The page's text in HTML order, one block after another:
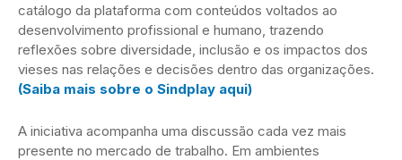
catálogo da plataforma com conteúdos voltados ao
desenvolvimento profissional e humano, trazendo
reflexões sobre diversidade, inclusão e os impactos dos
vieses nas relações e decisões dentro das organizações.
(Saiba mais sobre o Sindplay aqui)
A iniciativa acompanha uma discussão cada vez mais
presente no mercado de trabalho. Em ambientes